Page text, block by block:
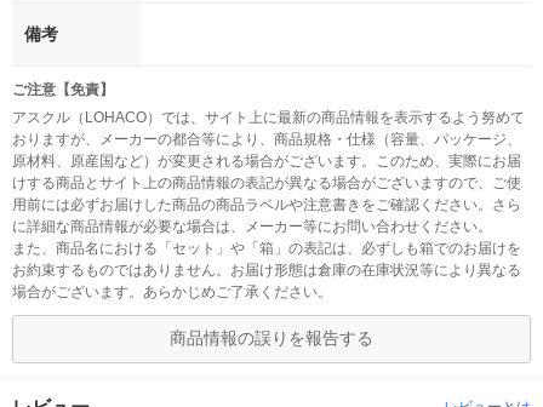
備考
ご注意【免責】
アスクル（LOHACO）では、サイト上に最新の商品情報を表示するよう努めて
おりますが、メーカーの都合等により、商品規格・仕様（容量、パッケージ、
原材料、原産国など）が変更される場合がございます。このため、実際にお届
けする商品とサイト上の商品情報の表記が異なる場合がございますので、ご使
用前には必ずお届けした商品の商品ラベルや注意書きをご確認ください。さら
に詳細な商品情報が必要な場合は、メーカー等にお問い合わせください。
また、商品名における「セット」や「箱」の表記は、必ずしも箱でのお届けを
お約束するものではありません。お届け形態は倉庫の在庫状況等により異なる
場合がございます。あらかじめご了承ください。
商品情報の誤りを報告する